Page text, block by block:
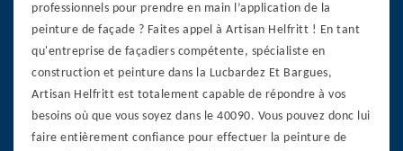
professionnels pour prendre en main l’application de la
peinture de façade ? Faites appel à Artisan Helfritt ! En tant
qu'entreprise de façadiers compétente, spécialiste en
construction et peinture dans la Lucbardez Et Bargues,
Artisan Helfritt est totalement capable de répondre à vos
besoins où que vous soyez dans le 40090. Vous pouvez donc lui
faire entièrement confiance pour effectuer la peinture de